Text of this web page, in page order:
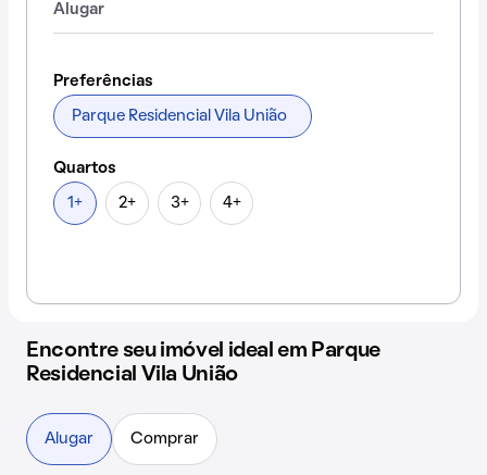
Alugar
Preferências
Parque Residencial Vila União
Quartos
1+ 2+ 3+ 4+
Encontre seu imóvel ideal em Parque
Residencial Vila União
Alugar Comprar